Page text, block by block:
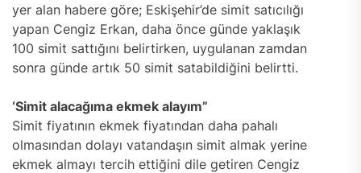
yer alan habere göre; Eskişehir’de simit satıcılığı
yapan Cengiz Erkan, daha önce günde yaklaşık
100 simit sattığını belirtirken, uygulanan zamdan
sonra günde artık 50 simit satabildiğini belirtti.
‘Simit alacağıma ekmek alayım”
Simit fiyatının ekmek fiyatından daha pahalı
olmasından dolayı vatandaşın simit almak yerine
ekmek almayı tercih ettiğini dile getiren Cengiz